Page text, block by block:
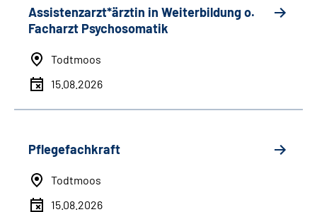
Assistenzarzt*ärztin in Weiterbildung o.
Facharzt Psychosomatik
Todtmoos
15.08.2026
Pflegefachkraft
Todtmoos
15.08.2026